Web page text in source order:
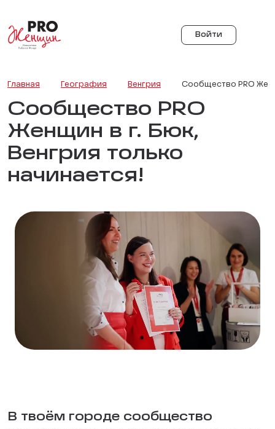
Войти
Главная География Венгрия Сообщество PRO
Сообщество PRO
Женщин в г. Бюк,
Венгрия только
начинается!
В твоём городе сообщество